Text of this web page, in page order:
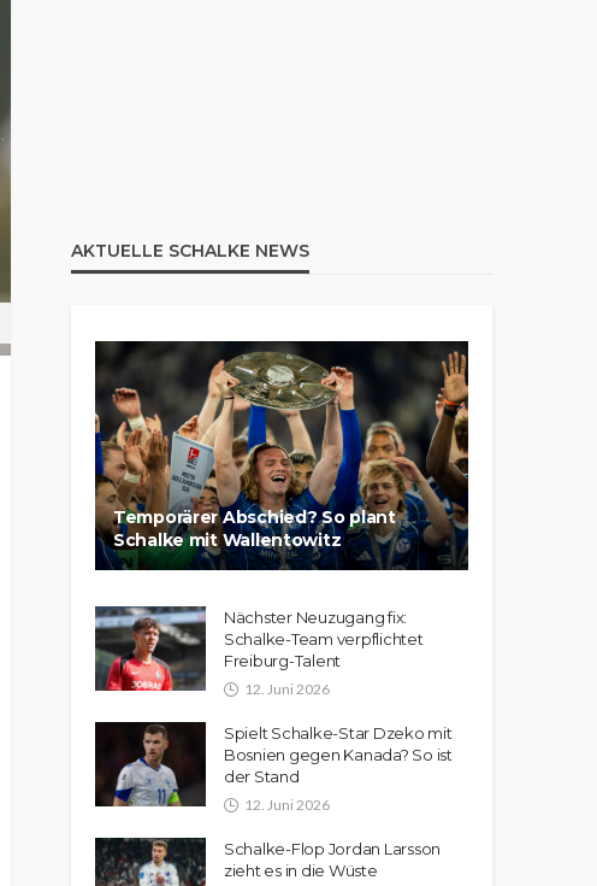
AKTUELLE SCHALKE NEWS
Temporärer Abschied? So plant
Schalke mit Wallentowitz
Nächster Neuzugang fix:
Schalke-Team verpflichtet
Freiburg-Talent
12. Juni 2026
Spielt Schalke-Star Dzeko mit
Bosnien gegen Kanada? So ist
der Stand
12. Juni 2026
Schalke-Flop Jordan Larsson
zieht es in die Wüste